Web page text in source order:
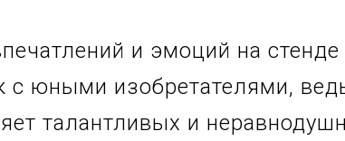
и эмоций на стенде
юными изобретателями,
талантливых и